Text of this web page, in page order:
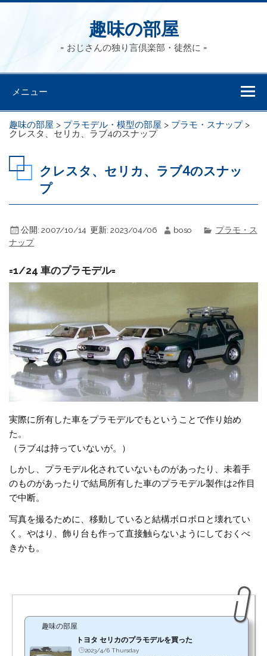
趣味の部屋
= おじさんの独り言倶楽部・徒然に =
メニュー
趣味の部屋 > プラモデル・模型の部屋 > プラモ・スナップ>
クレスタ、セリカ、ラブ4のスナップ
クレスタ、セリカ、ラブ4のスナッ
プ
公開: 2007/10/14 更新: 2023/04/06 boso
プラモ・ス
ナップ
=1/24 車のプラモデル=
実際に所有した車をプラモデルでもということで作り始め
た。
（ラブ4は持っていないが。）
しかし、プラモデル化されていないものがあったり、未着手
のものがあったりで結局所有した車のプラモデル製作は2作目
で中断。
写真を撮るために、移動していると結構ボロボロと壊れてい
く。やはり、飾り台も作って直接触らないようにしておくべ
きかも。
趣味の部屋
トヨタ セリカのプラモデルを買った
2023/4/6 Thursday